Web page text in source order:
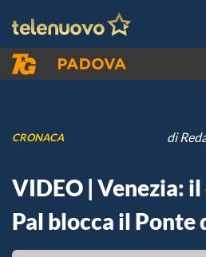
CRONACA di
VIDEO | Venezia:
Pal blocca il Ponte